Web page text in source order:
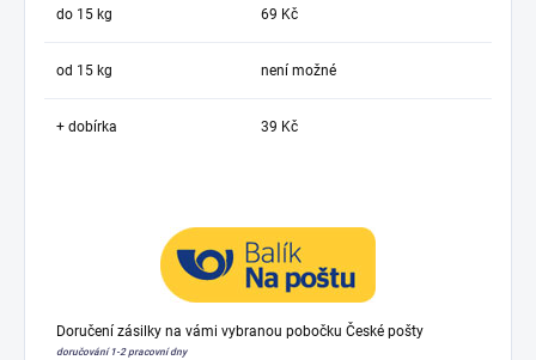
do 15 kg 69 Kč
od 15 kg není možné
+ dobírka 39 Kč
Doručení zásilky na vámi vybranou pobočku České pošty
doručování 1-2 pracovní dny